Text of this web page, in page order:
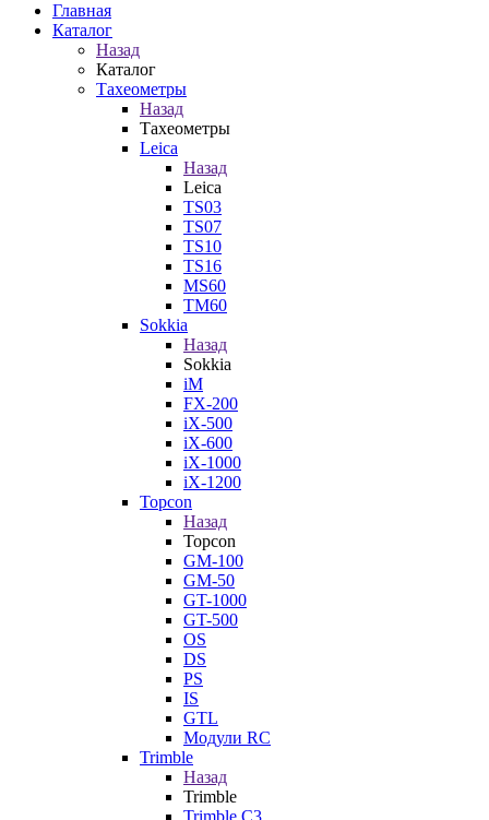
Главная
Каталог
Назад
Каталог
Тахеометры
Назад
Тахеометры
Leica
Назад
Leica
TS03
TS07
TS10
TS16
MS60
TM60
Sokkia
Назад
Sokkia
iM
FX-200
iX-500
iX-600
iX-1000
iX-1200
Topcon
Назад
Topcon
GM-100
GM-50
GT-1000
GT-500
OS
DS
PS
IS
GTL
Модули RC
Trimble
Назад
Trimble
Trimble C3